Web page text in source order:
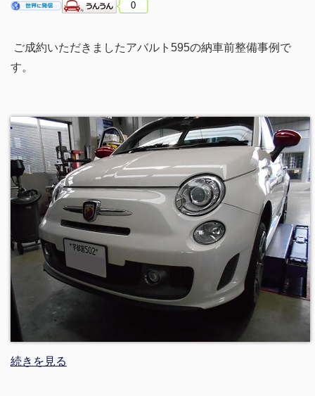
0
ご成約いただきましたアバルト595の納車前整備事例で
す。
続きを見る